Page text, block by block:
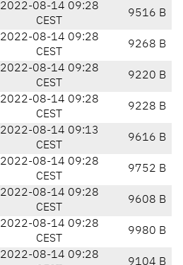
2022-08-14 09:28
CEST
9516 B
2022-08-14 09:28
CEST
9268 B
2022-08-14 09:28
CEST
9220 B
2022-08-14 09:28
CEST
9228 B
2022-08-14 09:13
CEST
9616 B
2022-08-14 09:28
CEST
9752 B
2022-08-14 09:28
CEST
9608 B
2022-08-14 09:28
CEST
9980 B
2022-08-14 09:28
9104 B